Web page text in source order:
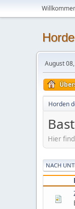
August
Horden
Hier
NACH